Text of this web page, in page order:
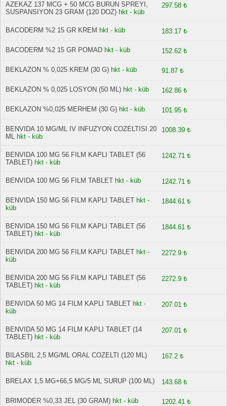
AZEKAZ 137 MCG + 50 MCG BURUN SPREYI,
SUSPANSIYON 23 GRAM (120 DOZ) hkt - küb
297.58 ₺
BACODERM %2 15 GR KREM hkt - küb 183.17 ₺
BACODERM %2 15 GR POMAD hkt - küb 152.62 ₺
BEKLAZON % 0,025 KREM (30 G) hkt - küb 91.87 ₺
BEKLAZON % 0,025 LOSYON (50 ML) hkt - küb 162.86 ₺
BEKLAZON %0,025 MERHEM (30 G) hkt - küb 101.95 ₺
BENVIDA 10 MG/ML IV INFUZYON COZELTISI 20
ML hkt - küb
1008.39 ₺
BENVIDA 100 MG 56 FILM KAPLI TABLET (56
TABLET) hkt - küb
1242.71 ₺
BENVIDA 100 MG 56 FILM TABLET hkt - küb 1242.71 ₺
BENVIDA 150 MG 56 FILM KAPLI TABLET hkt -
küb
1844.61 ₺
BENVIDA 150 MG 56 FILM KAPLI TABLET (56
TABLET) hkt - küb
1844.61 ₺
BENVIDA 200 MG 56 FILM KAPLI TABLET hkt -
küb
2272.9 ₺
BENVIDA 200 MG 56 FILM KAPLI TABLET (56
TABLET) hkt - küb
2272.9 ₺
BENVIDA 50 MG 14 FILM KAPLI TABLET hkt -
küb
207.01 ₺
BENVIDA 50 MG 14 FILM KAPLI TABLET (14
TABLET) hkt - küb
207.01 ₺
BILASBIL 2,5 MG/ML ORAL COZELTI (120 ML)
hkt - küb
167.2 ₺
BRELAX 1,5 MG+66,5 MG/5 ML SURUP (100 ML) 143.68 ₺
BRIMODER %0,33 JEL (30 GRAM) hkt - küb 1202.41 ₺